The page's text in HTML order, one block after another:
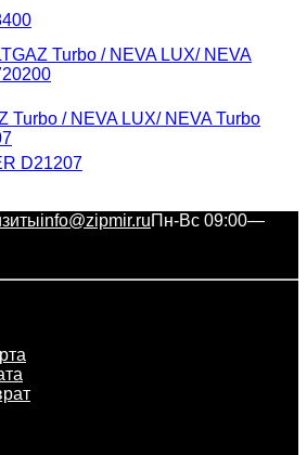
Turbo / NEVA LUX/ NEVA Turbo
info@zipmir.ruПн-Вс 09:00—